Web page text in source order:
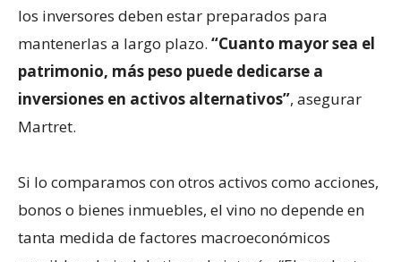
los inversores deben estar preparados para
mantenerlas a largo plazo. “Cuanto mayor sea el
patrimonio, más peso puede dedicarse a
inversiones en activos alternativos”, asegurar
Martret.
Si lo comparamos con otros activos como acciones,
bonos o bienes inmuebles, el vino no depende en
tanta medida de factores macroeconómicos